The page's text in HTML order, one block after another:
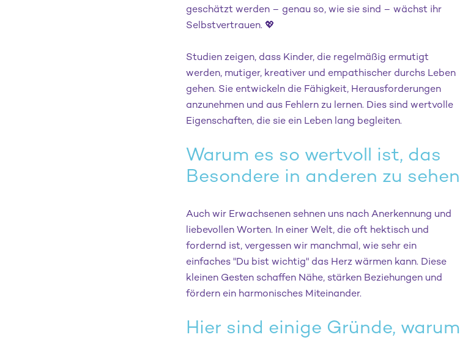
geschätzt werden – genau so, wie sie sind – wächst ihr
Selbstvertrauen. 💖
Studien zeigen, dass Kinder, die regelmäßig ermutigt
werden, mutiger, kreativer und empathischer durchs Leben
gehen. Sie entwickeln die Fähigkeit, Herausforderungen
anzunehmen und aus Fehlern zu lernen. Dies sind wertvolle
Eigenschaften, die sie ein Leben lang begleiten.
Warum es so wertvoll ist, das
Besondere in anderen zu sehen
Auch wir Erwachsenen sehnen uns nach Anerkennung und
liebevollen Worten. In einer Welt, die oft hektisch und
fordernd ist, vergessen wir manchmal, wie sehr ein
einfaches "Du bist wichtig" das Herz wärmen kann. Diese
kleinen Gesten schaffen Nähe, stärken Beziehungen und
fördern ein harmonisches Miteinander.
Hier sind einige Gründe, warum